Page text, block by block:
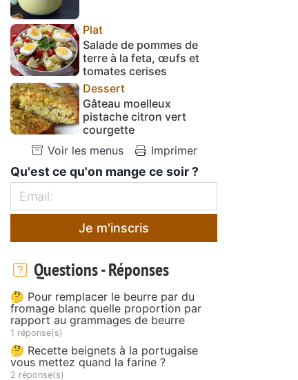
Plat
Salade de pommes de
terre à la feta, œufs et
tomates cerises
Dessert
Gâteau moelleux
pistache citron vert
courgette
Voir les menus
Imprimer
Qu'est ce qu'on mange ce soir ?
Je m'inscris
Questions - Réponses
🤔 Pour remplacer le beurre par du
fromage blanc quelle proportion par
rapport au grammages de beurre
1 réponse(s)
🤔 Recette beignets à la portugaise
vous mettez quand la farine ?
2 réponse(s)